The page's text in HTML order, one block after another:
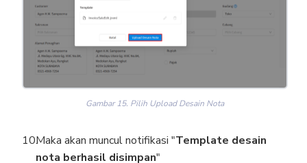
Gambar 15. Pilih Upload Desain Nota
Maka akan muncul notifikasi "Template desain
nota berhasil disimpan"